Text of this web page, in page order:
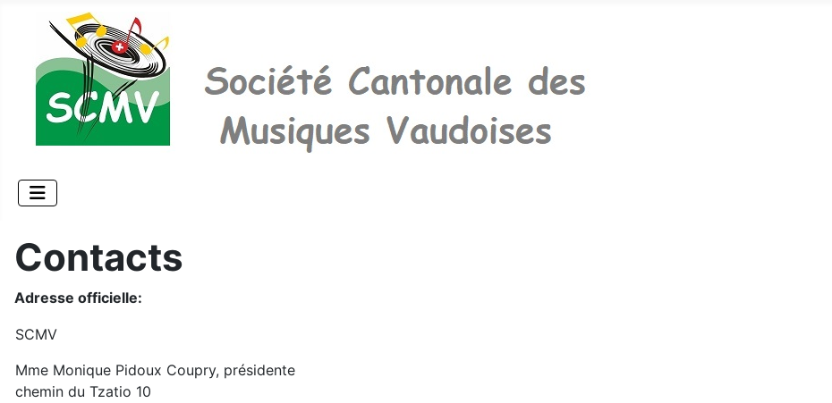
Contacts
Adresse officielle:
SCMV
Mme Monique Pidoux Coupry, présidente
chemin du Tzatio 10